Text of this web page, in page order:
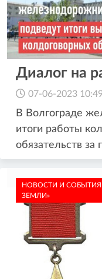
Диалог на
07-06-2023 10:49
В Волгограде
итоги работы
обязательств за
НОВОСТИ И СОБЫТИЯ
ЗЕМЛИ»